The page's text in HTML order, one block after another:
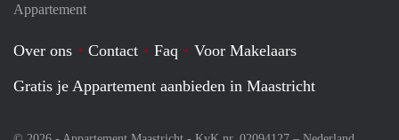
Appartement
Over ons Contact Faq
Voor Makelaars
Gratis je Appartement aanbieden in Maastricht